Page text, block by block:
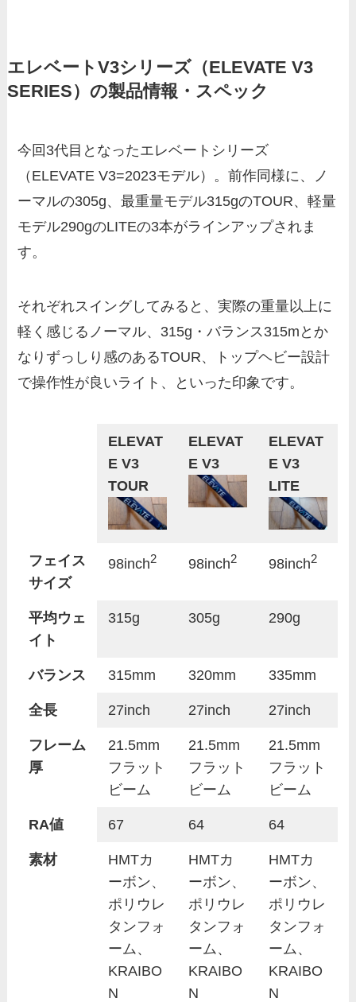
エレベートV3シリーズ（ELEVATE V3
SERIES）の製品情報・スペック
今回3代目となったエレベートシリーズ
（ELEVATE V3=2023モデル）。前作同様に、ノ
ーマルの305g、最重量モデル315gのTOUR、軽量
モデル290gのLITEの3本がラインアップされま
す。
それぞれスイングしてみると、実際の重量以上に
軽く感じるノーマル、315g・バランス315mとか
なりずっしり感のあるTOUR、トップヘビー設計
で操作性が良いライト、といった印象です。
ELEVAT
E V3
TOUR
ELEVAT
E V3
ELEVAT
E V3
LITE
フェイス
サイズ
98inch2 98inch2 98inch2
平均ウェ
イト
315g 305g 290g
バランス 315mm 320mm 335mm
全長 27inch 27inch 27inch
フレーム
厚
21.5mm
フラット
ビーム
21.5mm
フラット
ビーム
21.5mm
フラット
ビーム
RA値 67 64 64
素材
HMTカ
ーボン、
ポリウレ
タンフォ
ーム、
KRAIBO
N
HMTカ
ーボン、
ポリウレ
タンフォ
ーム、
KRAIBO
N
HMTカ
ーボン、
ポリウレ
タンフォ
ーム、
KRAIBO
N